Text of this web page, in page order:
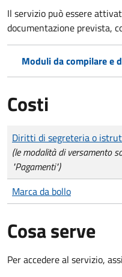
Il servizio può essere
documentazione prevista,
Moduli da compilare e
Costi
Tipo di pagamento
Importo
Diritti di segreteria o
(le modalità di versamento
"Pagamenti")
Marca da bollo
Cosa serve
Per accedere al servizio,